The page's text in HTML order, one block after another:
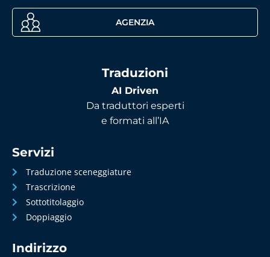
AGENZIA
Traduzioni
AI Driven
Da traduttori esperti
e formati all’IA
Servizi
Traduzione sceneggiature
Trascrizione
Sottotitolaggio
Doppiaggio
Indirizzo